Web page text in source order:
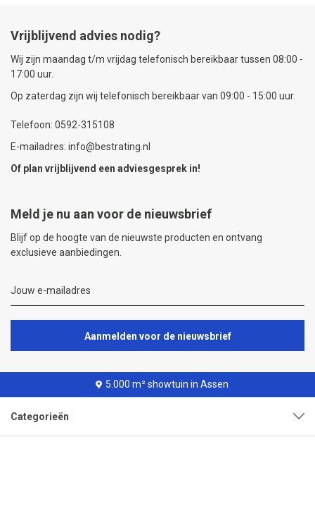
Vrijblijvend advies nodig?
Wij zijn maandag t/m vrijdag telefonisch bereikbaar tussen 08:00 -
17:00 uur.
Op zaterdag zijn wij telefonisch bereikbaar van 09:00 - 15:00 uur.
Telefoon: 0592-315108
E-mailadres: info@bestrating.nl
Of plan vrijblijvend een adviesgesprek in!
Meld je nu aan voor de nieuwsbrief
Blijf op de hoogte van de nieuwste producten en ontvang
exclusieve aanbiedingen.
Aanmelden voor de nieuwsbrief
5.000 m² showtuin in Assen
Categorieën